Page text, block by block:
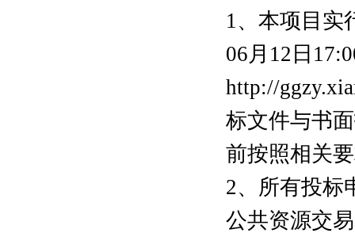
1、本项目实
06月12日
http://
标文件与书
前按照相关
2、所有投标
公共资源交